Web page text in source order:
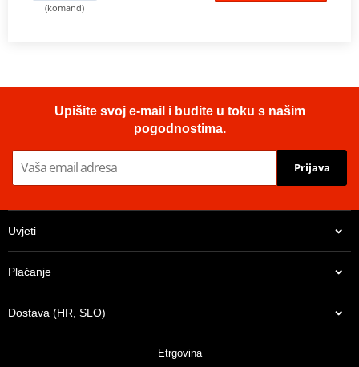
(komand)
Upišite svoj e-mail i budite u toku s našim
pogodnostima.
Prijava
Uvjeti
Plaćanje
Dostava (HR, SLO)
Etrgovina